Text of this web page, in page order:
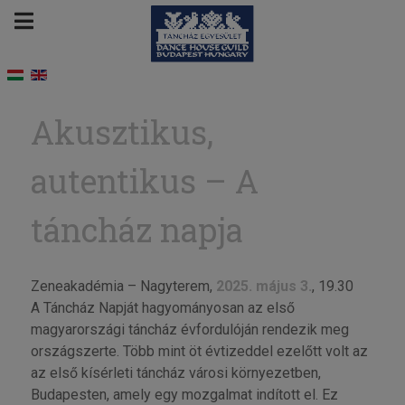
Akusztikus,
autentikus – A
táncház napja
Zeneakadémia – Nagyterem, 2025. május 3., 19.30
A Táncház Napját hagyományosan az első
magyarországi táncház évfordulóján rendezik meg
országszerte. Több mint öt évtizeddel ezelőtt volt az
az első kísérleti táncház városi környezetben,
Budapesten, amely egy mozgalmat indított el. Ez